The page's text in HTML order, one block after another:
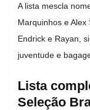
A lista mescla
Marquinhos e
Endrick e Rayan,
juventude e
Lista
Seleção